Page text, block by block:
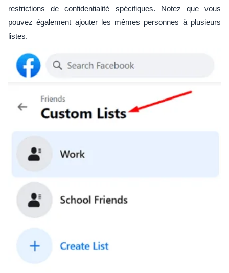
restrictions de confidentialité spécifiques. Notez que vous
pouvez également ajouter les mêmes personnes à plusieurs
listes.